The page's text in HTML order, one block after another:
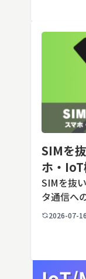
SIMを
ホ・
点を解
SIMを抜
タ通信へ
端末譲渡
2026-07-16